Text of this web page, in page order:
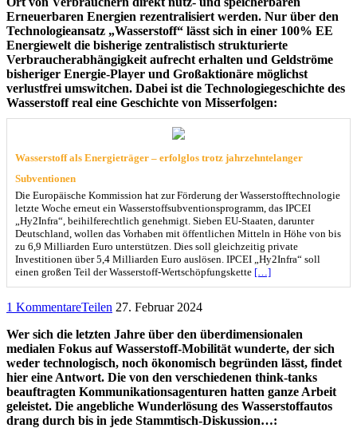
Erneuerbaren Energien rezentralisiert werden. Nur über den
Technologieansatz „Wasserstoff“ lässt sich in einer 100% EE
Energiewelt die bisherige zentralistisch strukturierte
Verbraucherabhängigkeit aufrecht erhalten und Geldströme
bisheriger Energie-Player und Großaktionäre möglichst
verlustfrei umswitchen. Dabei ist die Technologiegeschichte des
Wasserstoff real eine Geschichte von Misserfolgen:
Wasserstoff als Energieträger – erfolglos trotz jahrzehntelanger
Subventionen
Die Europäische Kommission hat zur Förderung der Wasserstofftechnologie
letzte Woche erneut ein Wasserstoffsubventionsprogramm, das IPCEI
„Hy2Infra“, beihilferechtlich genehmigt. Sieben EU-Staaten, darunter
Deutschland, wollen das Vorhaben mit öffentlichen Mitteln in Höhe von bis
zu 6,9 Milliarden Euro unterstützen. Dies soll gleichzeitig private
Investitionen über 5,4 Milliarden Euro auslösen. IPCEI „Hy2Infra“ soll
einen großen Teil der Wasserstoff-Wertschöpfungskette […]
1 KommentareTeilen 27. Februar 2024
Wer sich die letzten Jahre über den überdimensionalen
medialen Fokus auf Wasserstoff-Mobilität wunderte, der sich
weder technologisch, noch ökonomisch begründen lässt, findet
hier eine Antwort. Die von den verschiedenen think-tanks
beauftragten Kommunikationsagenturen hatten ganze Arbeit
geleistet. Die angebliche Wunderlösung des Wasserstoffautos
drang durch bis in jede Stammtisch-Diskussion…: